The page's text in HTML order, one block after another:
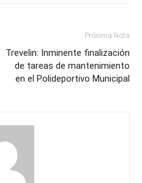
Próxima Nota
Trevelin: Inminente finalización
de tareas de mantenimiento
en el Polideportivo Municipal